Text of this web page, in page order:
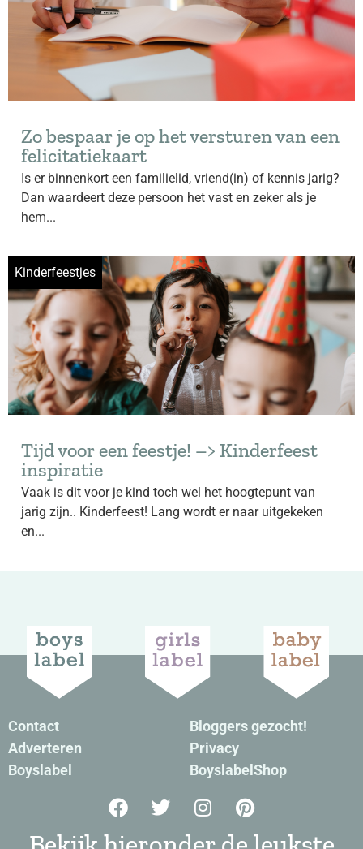
Zo bespaar je op het versturen van een
felicitatiekaart
Is er binnenkort een familielid, vriend(in) of kennis jarig?
Dan waardeert deze persoon het vast en zeker als je
hem...
Kinderfeestjes
Tijd voor een feestje! –> Kinderfeest
inspiratie
Vaak is dit voor je kind toch wel het hoogtepunt van
jarig zijn.. Kinderfeest! Lang wordt er naar uitgekeken
en...
Contact
Adverteren
Boyslabel
Bloggers gezocht!
Privacy
BoyslabelShop